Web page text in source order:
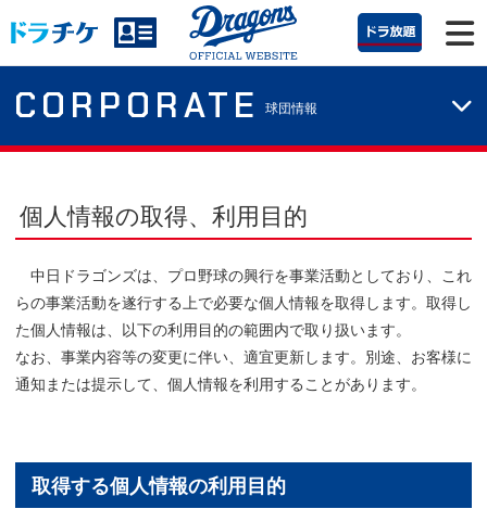
CORPORATE 球団情報
個人情報の取得、利用目的
中日ドラゴンズは、プロ野球の興行を事業活動としており、これ
らの事業活動を遂行する上で必要な個人情報を取得します。取得し
た個人情報は、以下の利用目的の範囲内で取り扱います。
なお、事業内容等の変更に伴い、適宜更新します。別途、お客様に
通知または提示して、個人情報を利用することがあります。
取得する個人情報の利用目的